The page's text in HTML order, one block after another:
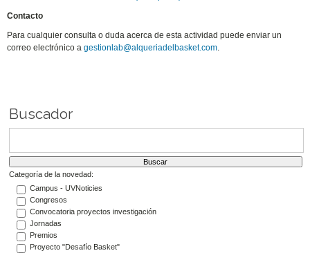
Contacto
Para cualquier consulta o duda acerca de esta actividad puede enviar un
correo electrónico agestionlab@alqueriadelbasket.com.
Buscador
Categoría de la novedad:
Campus - UVNoticies
Congresos
Convocatoria proyectos investigación
Jornadas
Premios
Proyecto "Desafío Basket"